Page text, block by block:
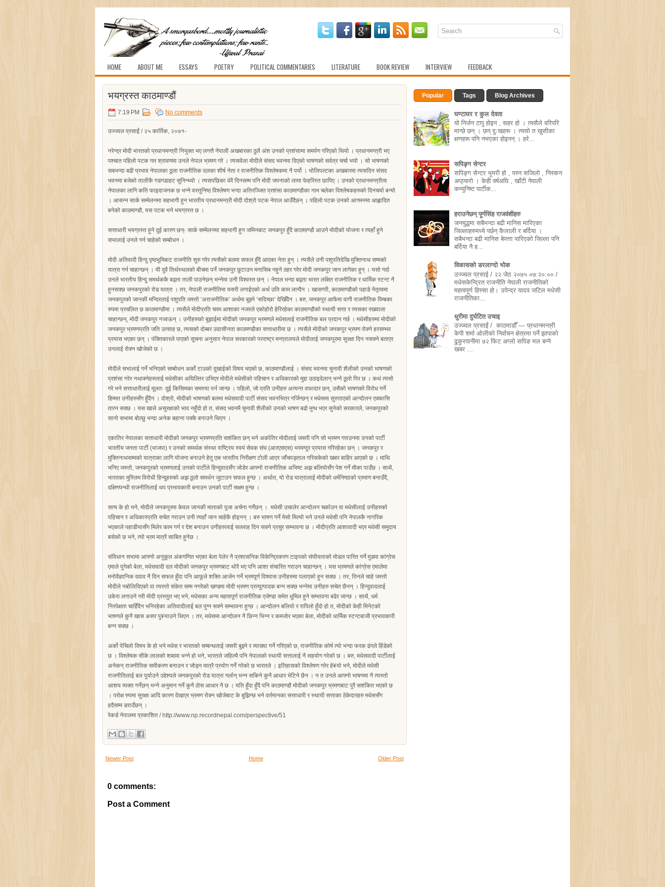
HOME ABOUT ME ESSAYS POETRY POLITICAL COMMENTARIES LITERATURE BOOK REVIEW INTERVIEW FEEDBACK
भयग्रस्त काठमाण्डौं
7:19 PM No comments
उज्ज्वल प्रसाईं / २५ कार्तिक, २०७१-
नरेन्द्र मोदी भारतको प्रधानमन्त्री नियुक्त भए लगत्तै नेपाली अखबारका ठुलै अंश उनको प्रशंसामा समर्पण गरिएको थियो । प्रधानमन्त्री भए
पश्चात पहिलो पटक गत श्रावणमा उनले नेपाल भ्रमण गरे । त्यसवेला मोदीले संसद भवनमा दिएको भाषणको सर्वत्र चर्चा भयो । सो भाषणको
सबभन्दा बढी प्रभाव नेपालका ठूला राजनीतिक दलका शीर्ष नेता र राजनीतिक विश्लेषकमा नै पर्यो । भोलिपल्टका अखबारमा त्यसदिन संसद
भवनमा बजेको तालीकै गडगडाहट सुनिन्थ्यो । त्यसपछिका धेरै दिनसम्म पनि मोदी जपनाको लामा फेहरिस्त छापिए । उनको प्रधानमन्त्रीत्व
नेपालका लागि कति फाइदाजनक छ भन्ने वस्तुनिष्ठ विश्लेषण भन्दा अतिरञ्जित प्रशंसा काठमाण्डौका नाम चलेका विश्लेषकहरुको दिनचर्या बन्यो
। आसन्न सार्क सम्मेलनमा सहभागी हुन भारतीय प्रधानमन्त्री मोदी दोश्रो पटक नेपाल आउँदैछन् । पहिलो पटक उनको आगमनमा आह्लादित
बनेको काठमाण्डौ, यस पटक भने भयग्रस्त छ ।
सत्ताधारी भयग्रस्त हुने दुई कारण छन्ः सार्क सम्मेलनमा सहभागी हुन जमिनबाट जनकपुर हुँदै काठमाण्डौ आउने मोदीको योजना र त्यहाँ हुने
सभालाई उनले गर्न चाहेको सम्बोधन ।
मोदी अतिवादी हिन्दु पृष्ठभूमिबाट राजनीति सुरु गरेर त्यसैको बलमा सफल हुँदै आएका नेता हुन् । त्यसैले उनी पशुपतिदेखि मुक्तिनाथ सम्मको
यात्रा गर्न चाहान्छन् । यी दुवै तिर्थस्थलको बीचमा पर्ने जनकपुर छुटाउन मनासिब नहुने ठहर गरेर मोदी जनकपुर जान लागेका हुन् । यसो गर्दा
उनले भारतीय हिन्दु समर्थककै बढ्ता ताली पाउनेछन् भन्नेमा उनी विश्वस्त छन् । नेपाल भन्दा बढ्ता भारत लक्षित राजनीतिक र धार्मिक स्टन्ट नै
हुनसक्छ जनकपुरको रोड यात्रा । तर, नेपाली राजनीतिमा यसरी लगाईएको अर्थ उति काम लाग्दैन । खासगरी, काठमाण्डौको पहाडे नेतृत्वमा
जनकपुरको जानकी मन्दिरलाई पशुपति जस्तो ‘अराजनीतिक’ अर्थमा बुझ्ने ‘सदिच्छा’ देखिँदैन । बरु, जनकपुर आफैमा वागी राजनीतिक विम्बका
रुपमा प्रचलित छ काठमाण्डौमा । त्यसैले मोदीप्रति चरम आशाका नजरले एकोहोरो हेरिरहेका काठमाण्डौको स्थायी सत्ता र त्यसका रखवाला
चाहान्छन्, मोदी जनकपुर नजाऊन् । उनीहरुको बुझाईमा मोदीको जनकपुर भ्रमणले मधेसलाई राजनीतिक बल प्रदान गर्छ । मधेसीहरुमा मोदीको
जनकपुर भ्रमणप्रति जति उत्साह छ, त्यसको दोब्बर उदासीनता काठमण्डौका सत्ताधारीमा छ । त्यसैले मोदीको जनकपुर भ्रमण रोक्ने हरसम्भव
प्रयास भएका छन् । पंक्तिकारले पाएको सूचना अनुसार नेपाल सरकारको परराष्ट्र मन्त्रालयले मोदीलाई जनकपुरमा सुरक्षा दिन नसक्ने बताएर
उनलाई रोक्न खोजेको छ ।
मोदीले सभालाई गर्ने भनिएको सम्बोधन अर्को टाउको दुखाईको विषय भएको छ, काठमाण्डौलाई । संसद भवनमा चुनावी शैलीको उनको भाषणको
प्रशंसा गरेर नथाक्नेहरुलाई मधेसीका अघिल्तिर उभिएर मोदीले मधेसीको पहिचान र अधिकारको मुद्दा उठाइदेलान् भन्ने ठूलो पिर छ । कथं त्यसो
गरे भने सत्ताधारीलाई मूलतः दुई किसिमका समस्या पर्न जान्छ । पहिलो, जो प्रति उनीहरु अत्यन्त वफादार छन्, उसैको भाषणको विरोध गर्ने
हिम्मत उनीहरुसँग हुँदैन । दोश्रो, मोदीको भाषणको बलमा मधेसवादी पार्टी संसद भवनभित्र गर्जिन्छन् र मधेसमा सुस्ताएको आन्दोलन एक्कासि
तात्न सक्छ । यस खाले असुरक्षाको भाव नहुँदो हो त, संसद भवनमै चुनावी शैलीको उनको भाषण बढो मुग्ध भएर सुनेको सरकारले, जनकपुरको
सानो सभामा बोल्छु भन्दा अनेक बहाना पक्कै बनाउने थिएन ।
एकातिर नेपालका सत्ताधारी मोदीको जनकपुर भ्रमणप्रति सशंकित छन् भने अर्कातिर मोदीलाई जसरी पनि सो भ्रमण गराउनमा उनको पार्टी
भारतीय जनता पार्टी (भाजपा) र उनको समर्थक संस्था राष्ट्रिय स्वयं सेवक संघ (आरएसएस) भरमग्दुर प्रयास गरिरहेका छन् । जनकपुर र
मुक्तिनाथसम्मको यात्राका लागि योजना बनाउने हेतु एक भारतीय निरीक्षण टोली आएर जाँचपड्ताल गरिसकेको खबर बाहिर आएको छ । माथि
भनिए जस्तो, जनकपुरको भ्रमणलाई उनको पार्टीले हिन्दुवादसँग जोडेर आफ्नो राजनीतिक अभिष्ट अझ बलियोसँग पेश गर्ने मौका पाउँछ । साथै,
भारतका मुस्लिम विरोधी हिन्दुहरुको अझ ठूलो समर्थन जुटाउन सफल हुन्छ । अर्थात, यो रोड यात्रालाई मोदीको धर्मनिष्ठाको प्रमाण बनाउँदै,
दक्षिणपन्थी राजनीतिलाई थप प्रभावकारी बनाउन उनको पार्टी सक्षम हुन्छ ।
सत्य के हो भने, मोदीले जनकपुरमा केवल जानकी माताको पूजा अर्चना गर्नेछन् । मधेसी उचालेर आन्दोलन चर्काउन वा मधेसीलाई उनीहरुको
पहिचान र अधिकारप्रति सचेत गराउन उनी त्यहाँ जान चाहेकै होइनन् । बरु भाषण गर्ने मेसो मिल्यो भने उनले मधेसी पनि नेपालकै नागरिक
भएकाले पहाडीयासँग मिलेर काम गर्न र देश बनाउन उनीहरुलाई सल्लाह दिन सक्ने प्रचुर सम्भावना छ । मोदीप्रति आशावादी भएर मधेसी समुदाय
बसेको छ भने, त्यो भ्रम मात्रै साबित हुनेछ ।
संविधान सभामा आफ्नो अनुकूल अंकगणित भएका बेला पेलेर नै प्रशासनिक विकेन्द्रिकरण टाइपको संघीयताको मोडल पारित गर्ने मुडमा कांग्रेस
एमाले पुगेको बेला, मधेसवादी दल मोदीको जनकपुर भ्रमणबाट थोरै भए पनि आशा संचारित गराउन चाहान्छन् । यस भ्रमणले कांग्रेस एमालेमा
मनोवैज्ञानिक दवाव नै दिन सफल हुँदा पनि आफूले शक्ति आर्जन गर्ने भ्रमपूर्ण विश्वास उनीहरुमा पलाएको हुन सक्छ । तर, तिनले चाहे जस्तो
मोदीले नबोलिदिएको वा त्यस्तो संकेत सम्म नगरेको खण्डमा मोदी भ्रमण प्रत्युत्पादक बन्न सक्छ भन्नेमा उनीहरु सचेत छैनन् । हिन्दुवादलाई
उकेरा लगाउने गरी मोदी प्रस्तुत भए भने, मधेसका अन्य महत्वपूर्ण राजनीतिक एजेण्डा समेत धुमिल हुने सम्भावना बढेर जान्छ । साथै, धर्म
निरपेक्षता चाहिँदैन भनिरहेका अतिवादीलाई बल पुग्न सक्ने सम्भावना हुन्छ । आन्दोलन बलियो र रापिलो हुँदो हो त, मोदीको केही मिनेटको
भाषणले कुनै खास असर पु¥याउने थिएन । तर, मधेसमा आन्दोलन नै छिन्न भिन्न र कमजोर भएका बेला, मोदीको धार्मिक स्टन्टबाजी प्रभावकारी
बन्न सक्छ ।
अर्को पेचिलो विषय के हो भने मधेस र भारतको सम्बन्धलाई जसरी बुझ्ने र व्याख्या गर्ने गरिएको छ, राजनीतिक कोर्ष त्यो भन्दा फरक ढंगले हिंडेको
छ । विश्लेषक सीके लालको शब्दमा भन्ने हो भने, भारतले जहिल्यै पनि नेपालको स्थायी सत्तालाई नै सहयोग गरेको छ । बरु, मधेसवादी पार्टीलाई
अनेकन् राजनीतिक समीकरण बनाउन र जोड्न मात्रै प्रयोग गर्ने गरेको छ भारतले । इतिहासको विश्लेषण गरेर हे¥यो भने, मोदीले मधेसी
राजनीतिलाई बल पुर्याउने उद्देश्यले जनकपुरको रोड यात्रा गर्लान् भन्न सकिने कुनै आधार भेटिने छैन । न त उनले आफ्नो भाषणमा नै त्यस्तो
आशय व्यक्त गर्नेछन् भन्ने अनुमान गर्ने कुनै ठोस आधार नै छ । यति हुँदा हुँदै पनि काठमाण्डौ मोदीको जनकपुर भ्रमणबाट पुरै सशंकित भएको छ
। परोक्ष रुपमा सुरक्षा आदि कारण देखाएर भ्रमण रोक्न खोजेबाट के बुझिन्छ भने वर्तमानका सत्ताधारी र स्थायी सत्ताका ठेकेदारहरु मधेससँग
हदैसम्म डराउँछन् ।
रेकर्ड नेपालमा प्रकाशित / http://www.np.recordnepal.com/perspective/51
Newer Post Older Post
Home
0 comments:
Post a Comment
Popular Tags Blog Archives
घण्टाघर र कुल देवता
यो निर्जन टापु होइन , सहर हो । त्यसैले वरिपरि
मान्छे छन् । छन् दुःखहरू । त्यसो त खुसीका
क्षणहरू पनि नभएका होइनन् । हरे...
सपिङ्ग सेन्टर
सपिङ्ग सेन्टर भूमरी हो , पस्न सजिलो , निस्कन
अप्ठ्यारो । केही वर्षअघि , खाँटी नेपाली
कम्युनिष्ट पार्टीक...
हराउनेछन् पूर्णसिंह राजवंशीहरु
जनयुद्धमा सबैभन्दा बढी मानिस मारिएका
जिल्लाहरुमध्ये पर्छन् कैलाली र बर्दिया ।
सबैभन्दा बढी मानिस बेपत्ता पारिएको जिल्ला पनि
बर्दिया नै ह...
विकासको डरलाग्दो भोक
उज्ज्वल प्रसाई / २२ जेठ २०७५ ०७:२०:०० /
मधेसकेन्द्रित राजनीति नेपाली राजनीतिको
महत्वपूर्ण हिस्सा हो। उपेन्द्र यादव जटिल मधेसी
राजनीतिका...
धुरीमा दुर्घटित उचाइ
उज्ज्वल प्रसाईं / काठमाडौँ — प्रधानमन्त्री
केपी शर्मा ओलीको निर्वाचन क्षेत्रमा पर्ने झापाको
ढुकुरपानीमा ७२ फिट अग्लो सपिङ मल बन्ने
खबर ...